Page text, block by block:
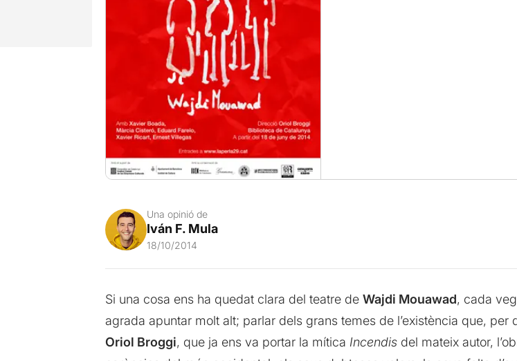
Una opinió de
Iván F. Mula
18/10/2014
Si una cosa ens ha quedat clara del teatre de Wajdi Mouawad, cada
agrada apuntar molt alt; parlar dels grans temes de l’existència que,
Oriol Broggi, que ja ens va portar la mítica Incendisdel mateix autor,